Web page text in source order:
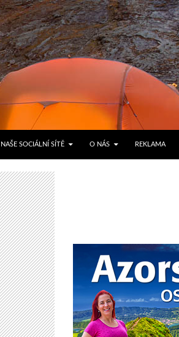
NAŠE SOCIÁLNÍ SÍTĚ O NÁS REKLAMA